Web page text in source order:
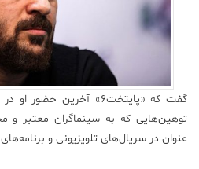
فناوری
عکس
پادکست
گفت که «پایتخت۶» آخرین
توهین‌هایی که به سینماگران معتبر و
عنوان در سریال‌های تلویزیونی و